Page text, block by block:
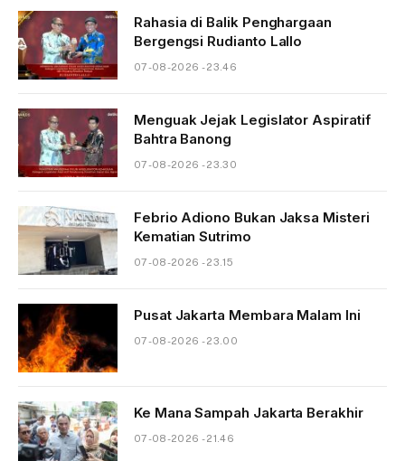
Rahasia di Balik Penghargaan
Bergengsi Rudianto Lallo
07-08-2026 - 23.46
Menguak Jejak Legislator Aspiratif
Bahtra Banong
07-08-2026 - 23.30
Febrio Adiono Bukan Jaksa Misteri
Kematian Sutrimo
07-08-2026 - 23.15
Pusat Jakarta Membara Malam Ini
07-08-2026 - 23.00
Ke Mana Sampah Jakarta Berakhir
07-08-2026 - 21.46